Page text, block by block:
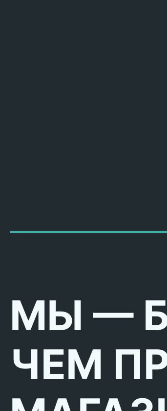
МЫ —
ЧЕМ